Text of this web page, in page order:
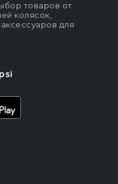
товаров от
колясок,
для